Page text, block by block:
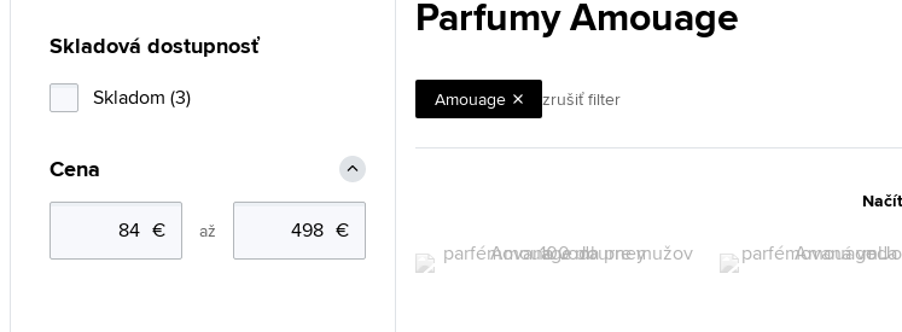
Parfumy Amouage
Amouage zrušiť filter
Skladová dostupnosť
Skladom (3)
Cena
až